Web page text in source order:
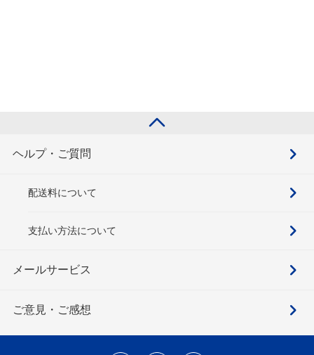
ヘルプ・ご質問
配送料について
支払い方法について
メールサービス
ご意見・ご感想